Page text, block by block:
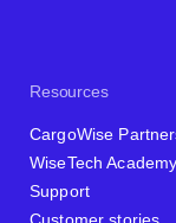
Resources
CargoWise
WiseTech Academy
Support